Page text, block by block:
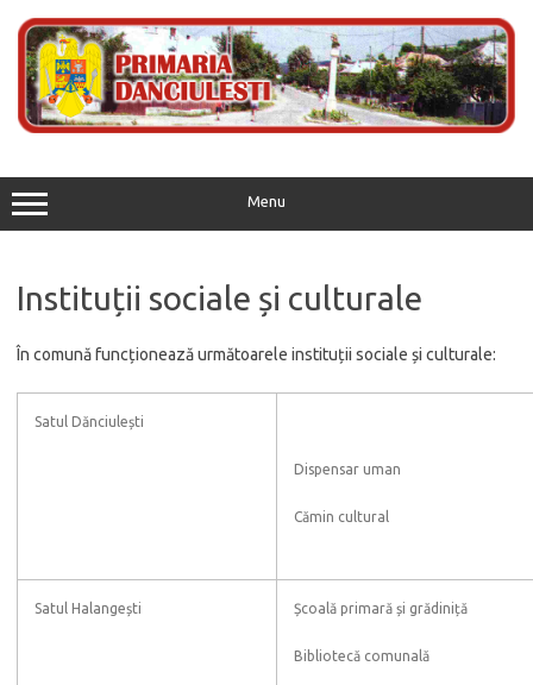
content
Menu
Instituții sociale și culturale
În comună funcționează următoarele instituții sociale și culturale:
Satul Dănciulești
Dispensar uman
Cămin cultural
Satul Halangești Școală primară și grădiniță
Bibliotecă comunală